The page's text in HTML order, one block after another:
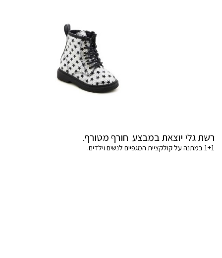
רשת גלי יוצאת במבצע חורף מטורף.
1+1 במתנה על קולקציית המגפיים לנשים וילדים.